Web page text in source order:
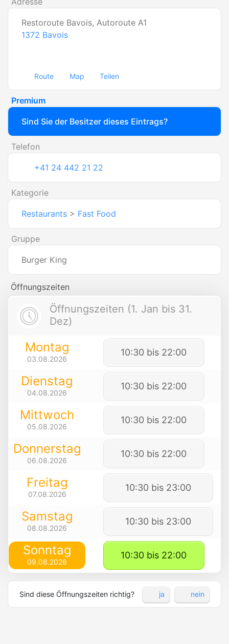
Restoroute Bavois, Autoroute A1
1372 Bavois
Route Map Teilen
Premium
Sind Sie der Besitzer dieses Eintrags?
Telefon
+41 24 442 21 22
Kategorie
Restaurants > Fast Food
Gruppe
Burger King
Öffnungszeiten
Öffnungszeiten (1. Jan bis 31.
Dez)
Montag
03.08.2026
10:30 bis 22:00
Dienstag
04.08.2026
10:30 bis 22:00
Mittwoch
05.08.2026
10:30 bis 22:00
Donnerstag
06.08.2026
10:30 bis 22:00
Freitag
07.08.2026
10:30 bis 23:00
Samstag
08.08.2026
10:30 bis 23:00
Sonntag
09.08.2026
10:30 bis 22:00
Sind diese Öffnungszeiten richtig? ja nein